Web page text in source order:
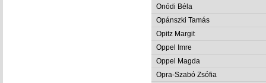
Onódi Béla
Opánszki Tamás
Opitz Margit
Oppel Imre
Oppel Magda
Opra-Szabó Zsófia